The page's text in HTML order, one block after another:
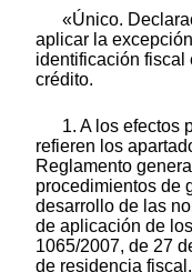
«Único.
aplicar la
identificación fiscal
crédito.
1. A los efectos
refieren los
Reglamento
procedimientos de
desarrollo de las
de aplicación de
1065/2007, de 27
de residencia